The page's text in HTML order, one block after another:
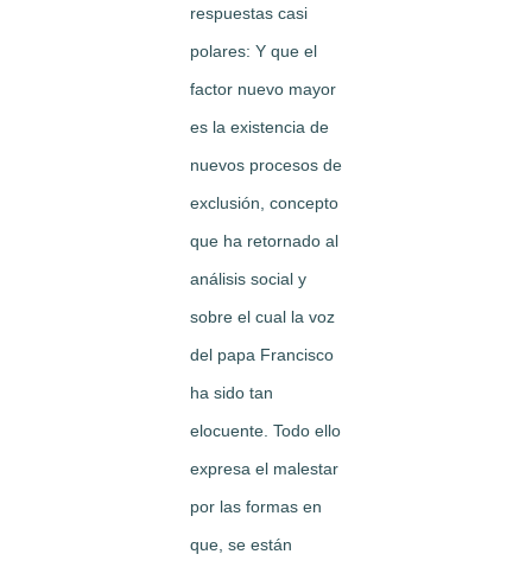
respuestas casi
polares: Y que el
factor nuevo mayor
es la existencia de
nuevos procesos de
exclusión, concepto
que ha retornado al
análisis social y
sobre el cual la voz
del papa Francisco
ha sido tan
elocuente. Todo ello
expresa el malestar
por las formas en
que, se están